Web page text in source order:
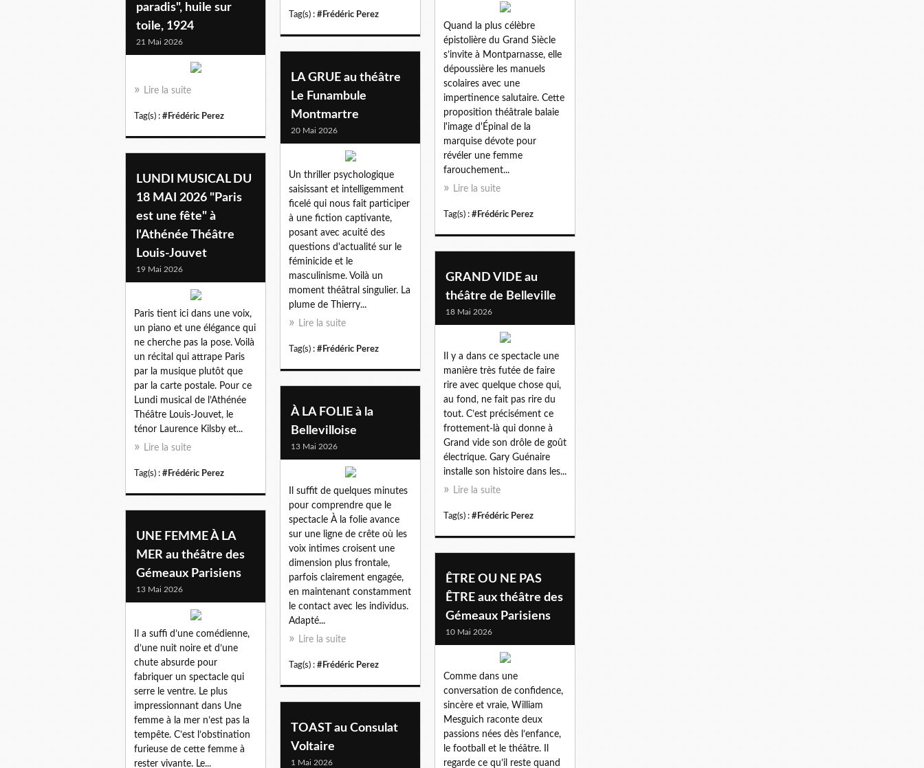
Tag(s) : #Frédéric Perez
Quand la plus célèbre
épistolière du Grand Siècle
s’invite à Montparnasse, elle
dépoussière les manuels
scolaires avec une
impertinence salutaire. Cette
proposition théâtrale balaie
l'image d'Épinal de la
marquise dévote pour
révéler une femme
farouchement...
Lire la suite
Tag(s) : #Frédéric Perez
paradis", huile sur
toile, 1924
21 Mai 2026
Lire la suite
Tag(s) : #Frédéric Perez
LA GRUE au théâtre
Le Funambule
Montmartre
20 Mai 2026
Un thriller psychologique
saisissant et intelligemment
ficelé qui nous fait participer
à une fiction captivante,
posant avec acuité des
questions d'actualité sur le
féminicide et le
masculinisme. Voilà un
moment théâtral singulier. La
plume de Thierry...
Lire la suite
Tag(s) : #Frédéric Perez
LUNDI MUSICAL DU
18 MAI 2026 "Paris
est une fête" à
l'Athénée Théâtre
Louis-Jouvet
19 Mai 2026
Paris tient ici dans une voix,
un piano et une élégance qui
ne cherche pas la pose. Voilà
un récital qui attrape Paris
par la musique plutôt que
par la carte postale. Pour ce
Lundi musical de l’Athénée
Théâtre Louis-Jouvet, le
ténor Laurence Kilsby et...
Lire la suite
Tag(s) : #Frédéric Perez
GRAND VIDE au
théâtre de Belleville
18 Mai 2026
Il y a dans ce spectacle une
manière très futée de faire
rire avec quelque chose qui,
au fond, ne fait pas rire du
tout. C’est précisément ce
frottement-là qui donne à
Grand vide son drôle de goût
électrique. Gary Guénaire
installe son histoire dans les...
Lire la suite
Tag(s) : #Frédéric Perez
À LA FOLIE à la
Bellevilloise
13 Mai 2026
Il suffit de quelques minutes
pour comprendre que le
spectacle À la folie avance
sur une ligne de crête où les
voix intimes croisent une
dimension plus frontale,
parfois clairement engagée,
en maintenant constamment
le contact avec les individus.
Adapté...
Lire la suite
Tag(s) : #Frédéric Perez
UNE FEMME À LA
MER au théâtre des
Gémeaux Parisiens
13 Mai 2026
Il a suffi d’une comédienne,
d’une nuit noire et d’une
chute absurde pour
fabriquer un spectacle qui
serre le ventre. Le plus
impressionnant dans Une
femme à la mer n’est pas la
tempête. C’est l’obstination
furieuse de cette femme à
rester vivante. Le...
ÊTRE OU NE PAS
ÊTRE aux théâtre des
Gémeaux Parisiens
10 Mai 2026
Comme dans une
conversation de confidence,
sincère et vraie, William
Mesguich raconte deux
passions nées dès l’enfance,
le football et le théâtre. Il
regarde ce qu’il reste quand
TOAST au Consulat
Voltaire
1 Mai 2026